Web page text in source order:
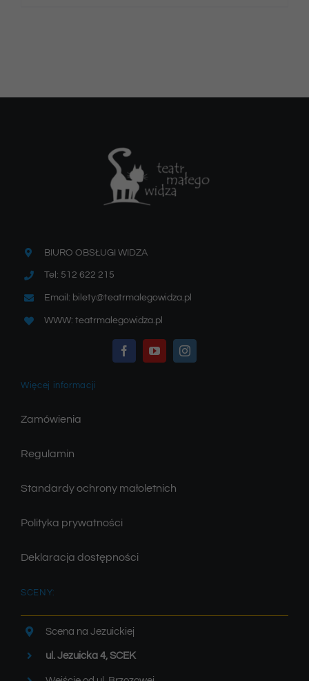
BIURO OBSŁUGI WIDZA
Tel: 512 622 215
Email: bilety@teatrmalegowidza.pl
WWW: teatrmalegowidza.pl
Więcej informacji
Zamówienia
Regulamin
Standardy ochrony małoletnich
Polityka prywatności
Deklaracja dostępności
SCENY:
Scena na Jezuickiej
ul. Jezuicka 4, SCEK